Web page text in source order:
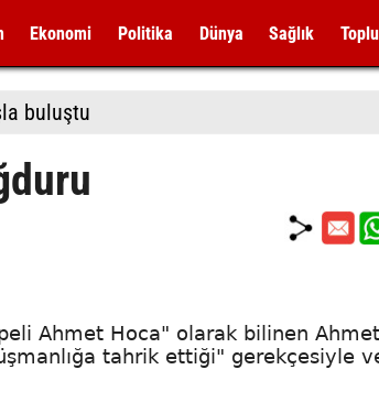
Ekonomi Politika Dünya Sağlık
buluştu
Ahmet Hoca" olarak bilinen
tahrik ettiği" gerekçesiyle